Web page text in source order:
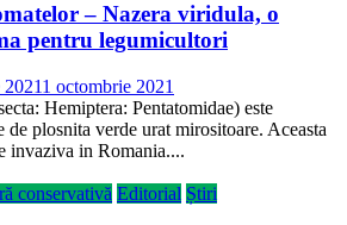
– Nazera viridula, o
pentru legumicultori
1 octombrie 2021
Hemiptera: Pentatomidae) este
de plosnita verde urat mirositoare. Aceasta
invaziva in Romania....
conservativă Editorial Știri